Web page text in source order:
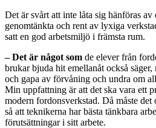
Det är svårt att inte låta sig hänföras av
genomtänkta och rent av lyxiga
satt en god arbetsmiljö i främsta rum.
– Det är något som de elever från
brukar bjuda hit emellanåt också
och gapa av förvåning och undra om
Min uppfattning är att det ska vara ett
modern fordonsverkstad. Då måste det
så att teknikerna har bästa tänkbara
förutsättningar i sitt arbete.